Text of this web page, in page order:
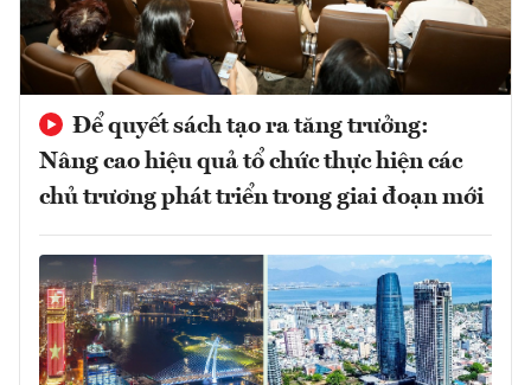
Để quyết sách tạo ra tăng trưởng:
Nâng cao hiệu quả tổ chức thực hiện các
chủ trương phát triển trong giai đoạn mới